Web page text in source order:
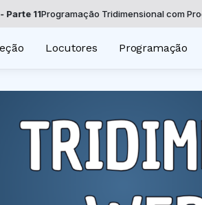
Programação Tridimensional com
Locutores Programação